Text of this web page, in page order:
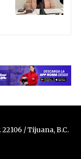
/ Tijuana, B.C.